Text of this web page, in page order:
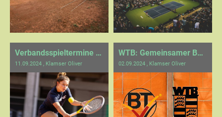
Verbandsspieltermine 2025 - Bezirk C
11.09.2024 , Klamser Oliver
WTB: Gemeinsamer BW-Spielbetrieb (ab 2026)
02.09.2024 , Klamser Oliver